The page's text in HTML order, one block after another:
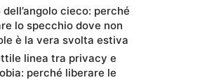
cieco: perché
lo specchio dove non
è la vera svolta estiva
linea tra privacy e
perché liberare le